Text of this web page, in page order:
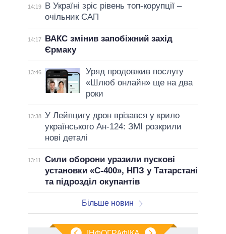
14:19
В Україні зріс рівень топ-корупції –
очільник САП
14:17
ВАКС змінив запобіжний захід
Єрмаку
13:46
Уряд продовжив послугу
«Шлюб онлайн» ще на два
роки
13:38 У Лейпцигу дрон врізався у крило
українського Ан-124: ЗМІ розкрили
нові деталі
13:11
Сили оборони уразили пускові
установки «С-400», НПЗ у Татарстані
та підрозділ окупантів
Більше новин